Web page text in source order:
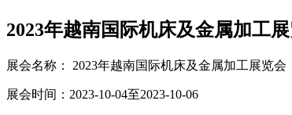
2023年越南国际机床及金属加工
展会名称： 2023年越南国际机床及金属加工展览会
展会时间： 2023-10-04至2023-10-06